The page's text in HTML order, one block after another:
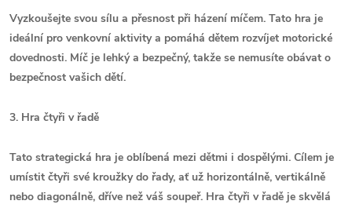
Vyzkoušejte svou sílu a přesnost při házení míčem. Tato hra je
ideální pro venkovní aktivity a pomáhá dětem rozvíjet motorické
dovednosti. Míč je lehký a bezpečný, takže se nemusíte obávat o
bezpečnost vašich dětí.
3. Hra čtyři v řadě
Tato strategická hra je oblíbená mezi dětmi i dospělými. Cílem je
umístit čtyři své kroužky do řady, ať už horizontálně, vertikálně
nebo diagonálně, dříve než váš soupeř. Hra čtyři v řadě je skvělá